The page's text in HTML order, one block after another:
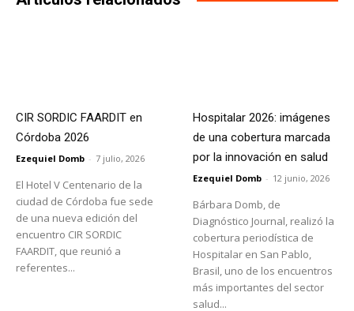
CIR SORDIC FAARDIT en
Córdoba 2026
Ezequiel Domb - 7 julio, 2026
El Hotel V Centenario de la
ciudad de Córdoba fue sede
de una nueva edición del
encuentro CIR SORDIC
FAARDIT, que reunió a
referentes...
Hospitalar 2026: imágenes
de una cobertura marcada
por la innovación en salud
Ezequiel Domb - 12 junio, 2026
Bárbara Domb, de
Diagnóstico Journal, realizó la
cobertura periodística de
Hospitalar en San Pablo,
Brasil, uno de los encuentros
más importantes del sector
salud...